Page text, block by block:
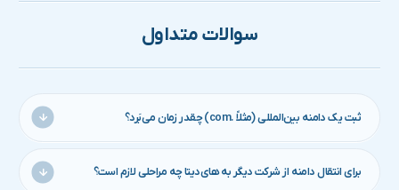
سوالات متداول
ثبت یک دامنه بین‌المللی (مثلاً .com) چقدر زمان می‌بَرد؟
بلافاصله پس از پرداخت، دامنه در رجیستری بین‌المللی OpenProvider
به‌نام شما ثبت می‌شود و نهایتاً ظرف چند دقیقه روی WHOIS جهانی قابل
برای انتقال دامنه از شرکت دیگر به های‌دیتا چه مراحلی لازم است؟